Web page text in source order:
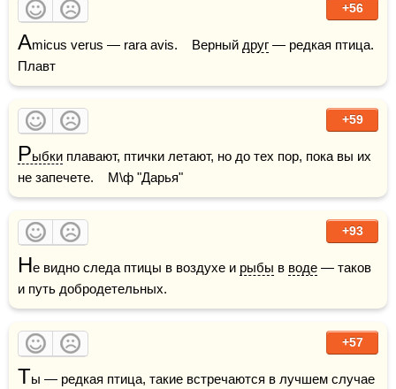
+56
Amicus verus — rara avis.    Верный друг — редкая птица.
Плавт
+59
Рыбки плавают, птички летают, но до тех пор, пока вы их
не запечете.    М\ф "Дарья"
+93
Не видно следа птицы в воздухе и рыбы в воде — таков
и путь добродетельных.
+57
Ты — редкая птица, такие встречаются в лучшем случае